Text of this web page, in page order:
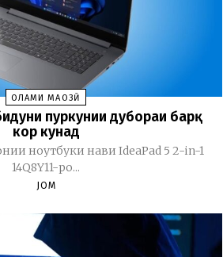
ОЛАМИ МАҶОЗӢ
пуркунии дубораи барқ
кор кунад
ноутбуки нави IdeaPad 5 2-in-1
14Q8Y11-ро...
JOM